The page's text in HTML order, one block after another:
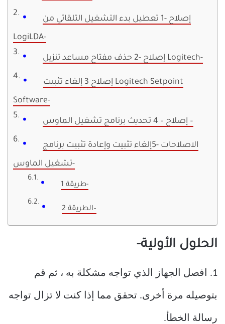
إصلاح -1 تعطيل بدء التشغيل التلقائي من
LogiLDA-
إصلاح -2 حذف مفتاح مساعد تنزيل Logitech-
إصلاح 3 إلغاء تثبيت Logitech Setpoint
Software-
إصلاح – 4 تحديث برنامج تشغيل الماوس –
الاصلاحات -5إلغاء تثبيت وإعادة تثبيت برنامج
تشغيل الماوس-
طريقة 1-
الطريقة 2–
الحلول الأولية-
1. افصل الجهاز الذي تواجه مشكلة به ، ثم قم
بتوصيله مرة أخرى. تحقق مما إذا كنت لا تزال تواجه
رسالة الخطأ.